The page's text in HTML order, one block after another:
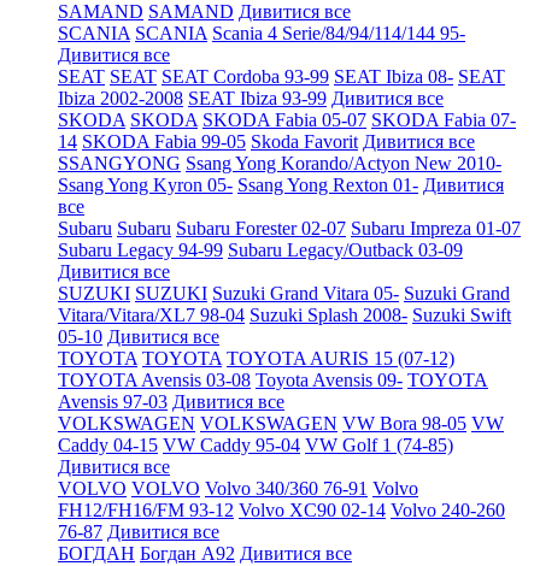
SAMAND SAMAND Дивитися все
SCANIA SCANIA Scania 4 Serie/84/94/114/144 95-
Дивитися все
SEAT SEAT SEAT Cordoba 93-99 SEAT Ibiza 08- SEAT
Ibiza 2002-2008 SEAT Ibiza 93-99 Дивитися все
SKODA SKODA SKODA Fabia 05-07 SKODA Fabia 07-
14 SKODA Fabia 99-05 Skoda Favorit Дивитися все
SSANGYONG Ssang Yong Korando/Actyon New 2010-
Ssang Yong Kyron 05- Ssang Yong Rexton 01- Дивитися
все
Subaru Subaru Subaru Forester 02-07 Subaru Impreza 01-07
Subaru Legacy 94-99 Subaru Legacy/Outback 03-09
Дивитися все
SUZUKI SUZUKI Suzuki Grand Vitara 05- Suzuki Grand
Vitara/Vitara/XL7 98-04 Suzuki Splash 2008- Suzuki Swift
05-10 Дивитися все
TOYOTA TOYOTA TOYOTA AURIS 15 (07-12)
TOYOTA Avensis 03-08 Toyota Avensis 09- TOYOTA
Avensis 97-03 Дивитися все
VOLKSWAGEN VOLKSWAGEN VW Bora 98-05 VW
Caddy 04-15 VW Caddy 95-04 VW Golf 1 (74-85)
Дивитися все
VOLVO VOLVO Volvo 340/360 76-91 Volvo
FH12/FH16/FM 93-12 Volvo XC90 02-14 Volvo 240-260
76-87 Дивитися все
БОГДАН Богдан А92 Дивитися все